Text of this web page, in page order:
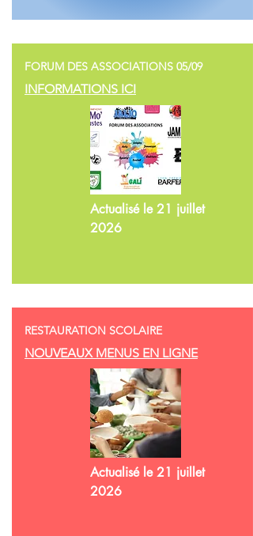
FORUM DES ASSOCIATIONS 05/09
INFORMATIONS ICI
Actualisé le 21 juillet
2026
RESTAURATION SCOLAIRE
NOUVEAUX MENUS EN LIGNE
Actualisé le 21 juillet
2026